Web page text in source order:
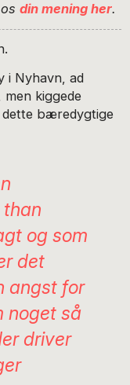
din mening her.
i Nyhavn, ad
kiggede
dette bæredygtige
og som
det
angst for
noget så
driver